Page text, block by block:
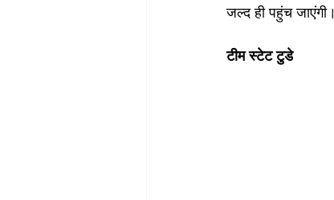
जल्द ही पहुंच जाएंगी।
टीम स्टेट टुडे